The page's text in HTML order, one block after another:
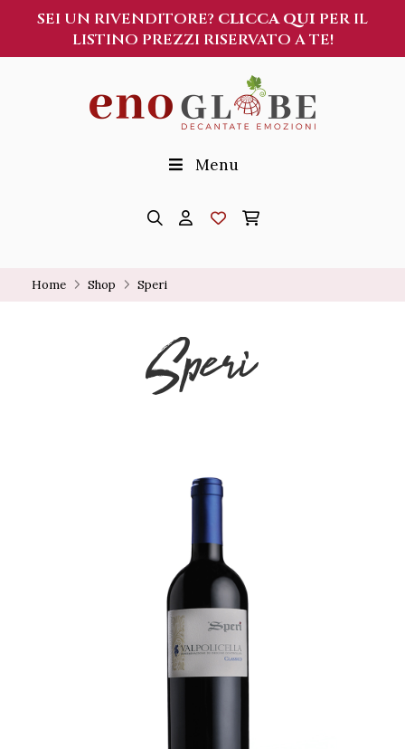
SEI UN RIVENDITORE? CLICCA QUI PER IL
LISTINO PREZZI RISERVATO A TE!
Menu
Home Shop Speri
Speri
+ AGGIUNGI AL
CARRELLO